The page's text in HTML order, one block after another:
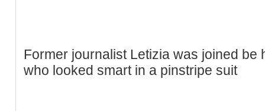
Former journalist Letizia was joined be
who looked smart in a pinstripe suit